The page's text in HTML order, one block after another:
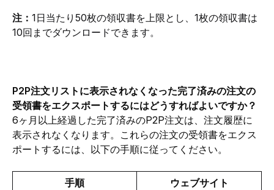
注： 1日当たり50枚の領収書を上限とし、1枚の領収書は
10回までダウンロードできます。
P2P注文リストに表示されなくなった完了済みの注文の
受領書をエクスポートするにはどうすればよいですか？
6ヶ月以上経過した完了済みのP2P注文は、注文履歴に
表示されなくなります。これらの注文の受領書をエクス
ポートするには、以下の手順に従ってください。
手順
ウェブサイト